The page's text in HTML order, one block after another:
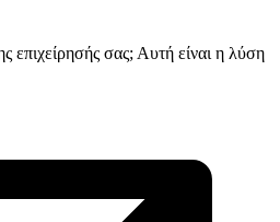
επιχείρησής σας; Αυτή είναι η λύση